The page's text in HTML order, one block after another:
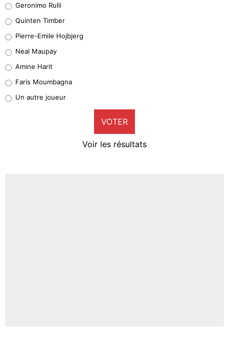
32%
5%
1%
9%
Geronimo Rulli
Quinten Timber
Pierre-Emile Hojbjerg
Neal Maupay
Amine Harit
Faris Moumbagna
Un autre joueur
VOTER
Voir les résultats